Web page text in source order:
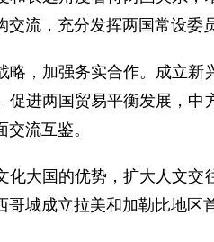
交流，充分发挥两国常设委
加强务实合作。成立新
促进两国贸易平衡发展，
流互鉴。
国的优势，扩大人文交
哥城成立拉美和加勒比地区